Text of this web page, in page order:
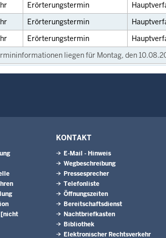
Erörterungstermin
Erörterungstermin
Erörterungstermin
liegen für Montag, den
[nicht
KONTAKT
E-Mail - Hinweis
Wegbeschreibung
Pressesprecher
Telefonliste
Öffnungszeiten
Bereitschaftsdienst
Nachtbriefkasten
Bibliothek
Elektronischer Rechtsverkehr